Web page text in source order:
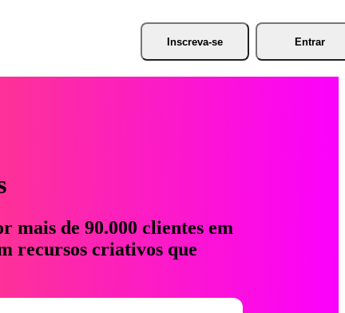
Inscreva-se Entrar
mais de 90.000 clientes em
recursos criativos que